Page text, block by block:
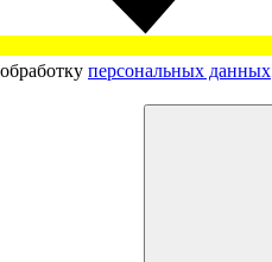
обработку персональных данных